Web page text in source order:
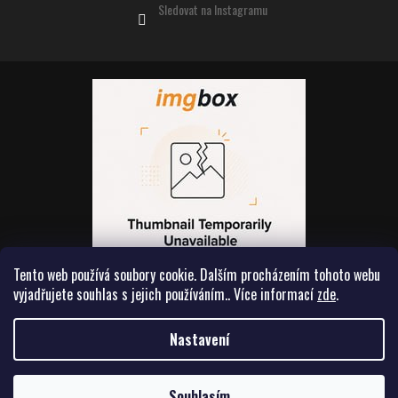
Tento web používá soubory cookie. Dalším procházením tohoto webu
vyjadřujete souhlas s jejich používáním.. Více informací zde.
Nastavení
Sledovat na Instagramu
Vytvořil Shoptet